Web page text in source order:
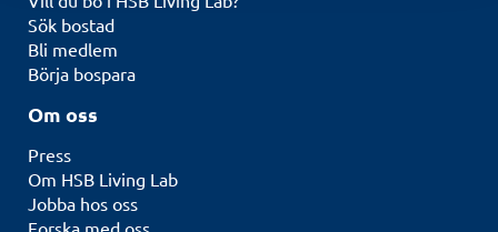
Sök bostad
Bli medlem
Börja bospara
Om oss
Press
Om HSB Living Lab
Jobba hos oss
Forska med oss